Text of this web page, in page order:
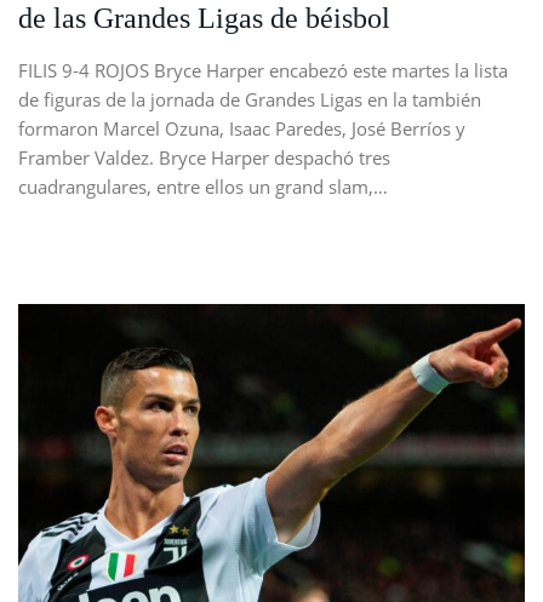
de las Grandes Ligas de béisbol
FILIS 9-4 ROJOS Bryce Harper encabezó este martes la lista
de figuras de la jornada de Grandes Ligas en la también
formaron Marcel Ozuna, Isaac Paredes, José Berríos y
Framber Valdez. Bryce Harper despachó tres
cuadrangulares, entre ellos un grand slam,…